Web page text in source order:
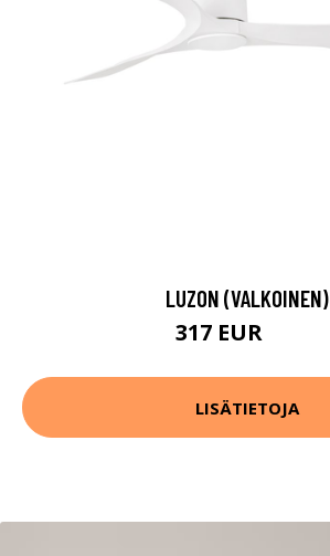
LUZON (VALKOINEN)
317 EUR
LISÄTIETOJA